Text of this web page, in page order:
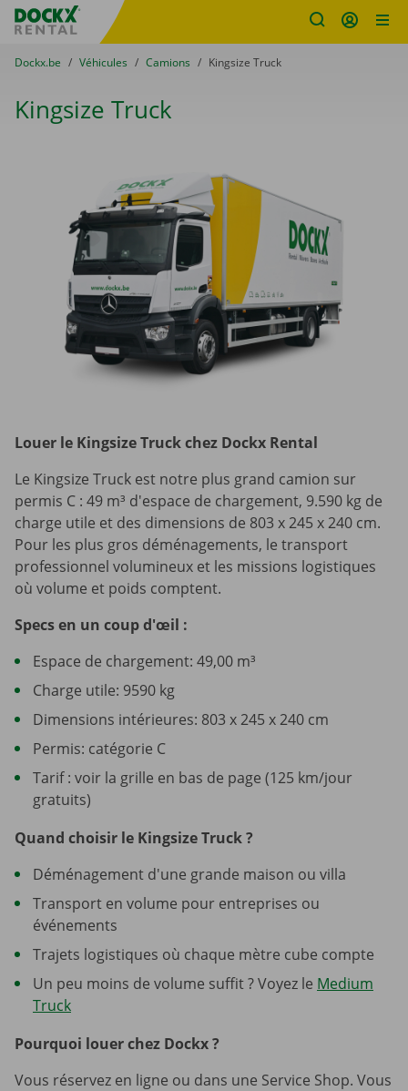
sitename
You are here:
du
Dockx.be to
Véhicules to
Camions to
Kingsize Truck
Kingsize Truck
Louer le Kingsize Truck chez Dockx Rental
Le Kingsize Truck est notre plus grand camion sur
permis C : 49 m³ d'espace de chargement, 9.590 kg de
charge utile et des dimensions de 803 x 245 x 240 cm.
Pour les plus gros déménagements, le transport
professionnel volumineux et les missions logistiques
où volume et poids comptent.
Specs en un coup d'œil :
Espace de chargement: 49,00 m³
Charge utile: 9590 kg
Dimensions intérieures: 803 x 245 x 240 cm
Permis: catégorie C
Tarif : voir la grille en bas de page (125 km/jour
gratuits)
Quand choisir le Kingsize Truck ?
Déménagement d'une grande maison ou villa
Transport en volume pour entreprises ou
événements
Trajets logistiques où chaque mètre cube compte
Un peu moins de volume suffit ? Voyez le Medium
Truck
Pourquoi louer chez Dockx ?
Vous réservez en ligne ou dans une Service Shop. Vous